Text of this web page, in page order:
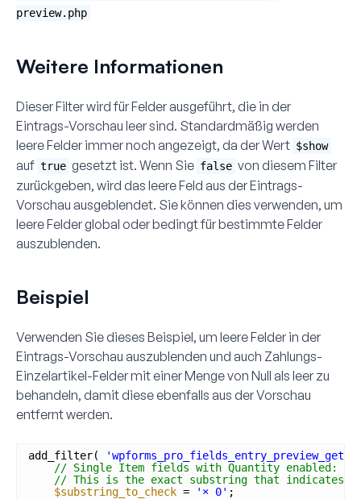
preview.php
Weitere Informationen
Dieser Filter wird für Felder ausgeführt, die in der
Eintrags-Vorschau leer sind. Standardmäßig werden
leere Felder immer noch angezeigt, da der Wert $show
auf true gesetzt ist. Wenn Sie false von diesem Filter
zurückgeben, wird das leere Feld aus der Eintrags-
Vorschau ausgeblendet. Sie können dies verwenden, um
leere Felder global oder bedingt für bestimmte Felder
auszublenden.
Beispiel
Verwenden Sie dieses Beispiel, um leere Felder in der
Eintrags-Vorschau auszublenden und auch Zahlungs-
Einzelartikel-Felder mit einer Menge von Null als leer zu
behandeln, damit diese ebenfalls aus der Vorschau
entfernt werden.
add_filter(
// Single Item fields with Quantity enabled:
// This is the exact substring that indicates
$substring_to_check = '× 0' ;